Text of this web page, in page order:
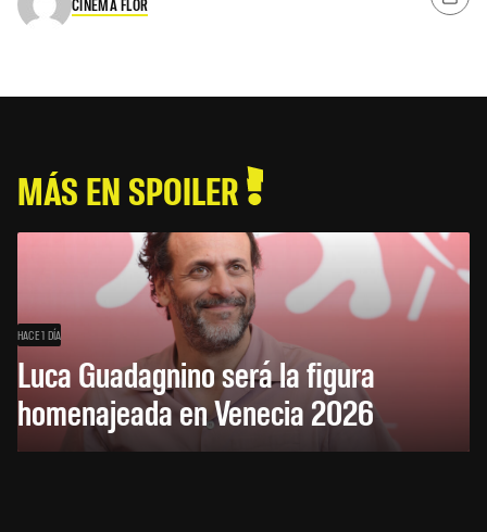
MÁS EN SPOILER
HACE 1 DÍA
Luca Guadagnino será la figura
homenajeada en Venecia 2026